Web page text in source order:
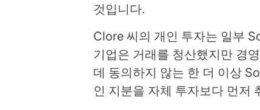
것입니다.
Clore 씨의 개인 투자는 일부
기업은 거래를 청산했지만 경
데 동의하지 않는 한 더 이상
인 지분을 자체 투자보다 먼저